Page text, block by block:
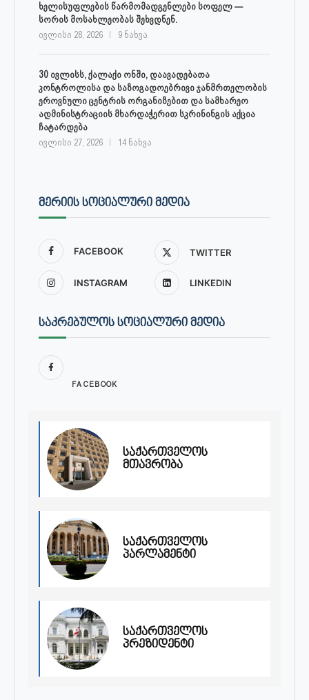
ხელისუფლების წარმომადგენლები სოფელ —
სორის მოსახლეობას შეხვდნენ.
ივლისი 28, 2026 9 ნახვა
30 ივლისს, ქალაქი ონში, დაავადებათა
კონტროლისა და საზოგადოებრივი ჯანმრთელობის
ეროვნული ცენტრის ორგანიზებით და სამხარეო
ადმინისტრაციის მხარდაჭერით სკრინინგის აქცია
ჩატარდება
ივლისი 27, 2026 14 ნახვა
ᲛᲔᲠᲘᲘᲡ ᲡᲝᲪᲘᲐᲚᲣᲠᲘ ᲛᲔᲓᲘᲐ
FACEBOOK TWITTER
INSTAGRAM LINKEDIN
ᲡᲐᲙᲠᲔᲑᲣᲚᲝᲡ ᲡᲝᲪᲘᲐᲚᲣᲠᲘ ᲛᲔᲓᲘᲐ
FACEBOOK
საქართველოს
მთავრობა
საქართველოს
პარლამენტი
საქართველოს
პრეზიდენტი